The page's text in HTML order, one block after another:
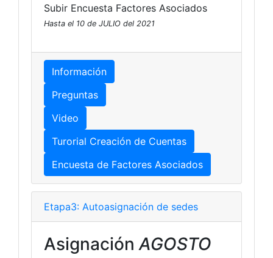
Subir Encuesta Factores Asociados
Hasta el 10 de JULIO del 2021
Información
Preguntas
Video
Turorial Creación de Cuentas
Encuesta de Factores Asociados
Etapa3: Autoasignación de sedes
AsignaciónAGOSTO